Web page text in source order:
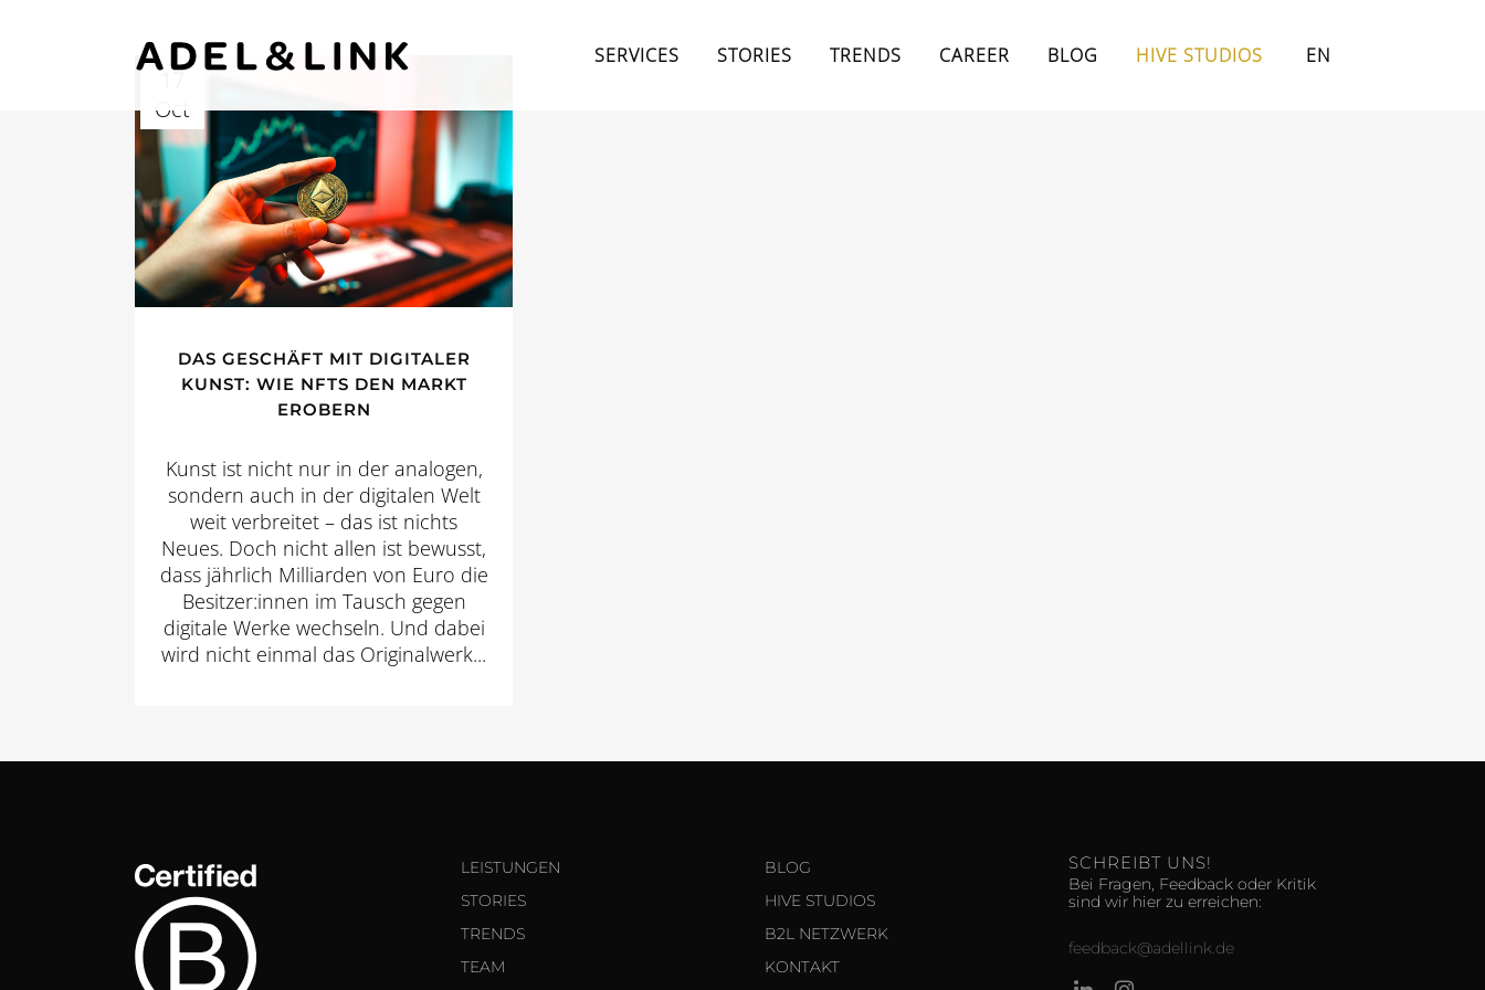
SERVICES STORIES TRENDS CAREER BLOG HIVE STUDIOS EN
17
Oct
DAS GESCHÄFT MIT DIGITALER
KUNST: WIE NFTS DEN MARKT
EROBERN
Kunst ist nicht nur in der analogen,
sondern auch in der digitalen Welt
weit verbreitet – das ist nichts
Neues. Doch nicht allen ist bewusst,
dass jährlich Milliarden von Euro die
Besitzer:innen im Tausch gegen
digitale Werke wechseln. Und dabei
wird nicht einmal das Originalwerk...
LEISTUNGEN
STORIES
TRENDS
TEAM
BLOG
HIVE STUDIOS
B2L NETZWERK
KONTAKT
SCHREIBT UNS!
Bei Fragen, Feedback oder Kritik
sind wir hier zu erreichen:
feedback@adellink.de